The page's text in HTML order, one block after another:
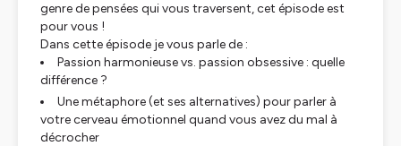
genre de pensées qui vous traversent, cet épisode est
pour vous !
Dans cette épisode je vous parle de :
Passion harmonieuse vs. passion obsessive : quelle
différence ?
Une métaphore (et ses alternatives) pour parler à
votre cerveau émotionnel quand vous avez du mal à
décrocher